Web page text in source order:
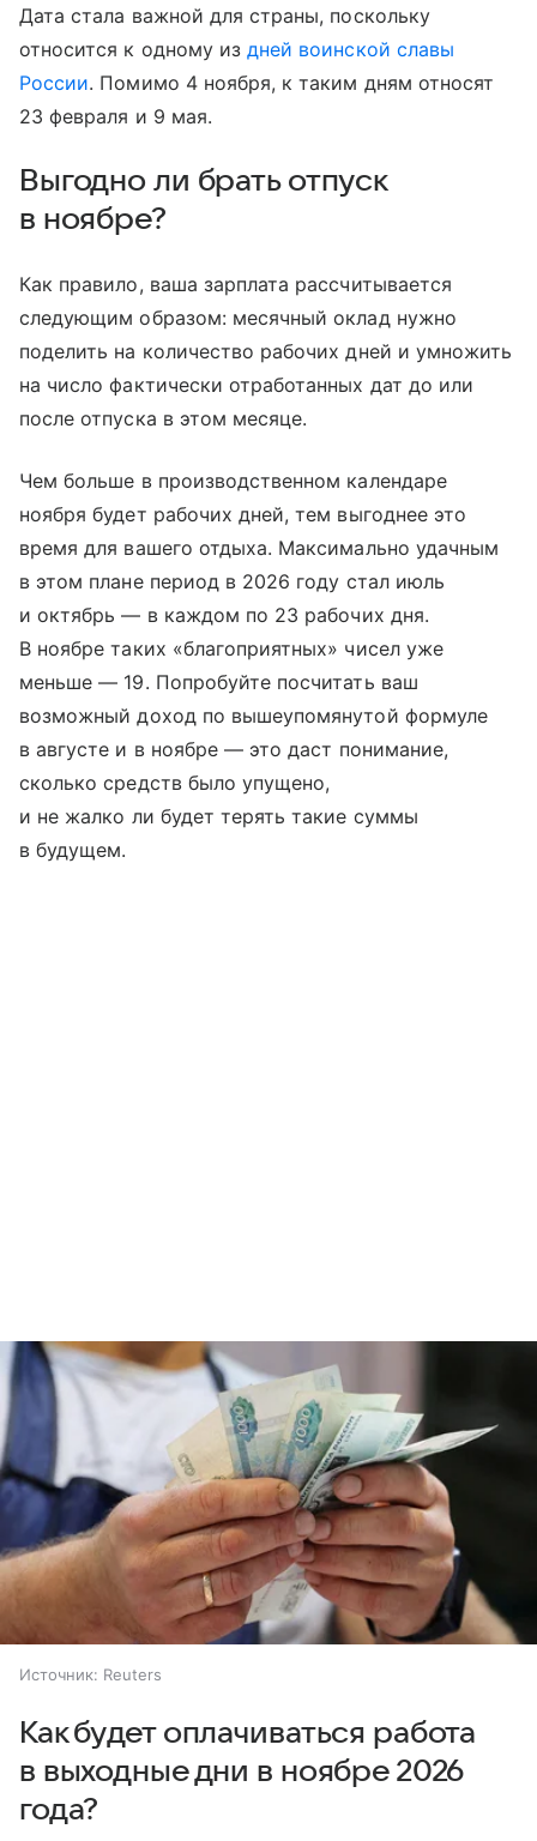
Дата стала важной для страны, поскольку
относится к одному издней воинской славы
России. Помимо 4 ноября, к таким дням относят
23 февраля и 9 мая.
Выгодно ли брать отпуск
в ноябре?
Как правило, ваша зарплата рассчитывается
следующим образом: месячный оклад нужно
поделить на количество рабочих дней и умножить
на число фактически отработанных дат до или
после отпуска в этом месяце.
Чем больше в производственном календаре
ноября будет рабочих дней, тем выгоднее это
время для вашего отдыха. Максимально удачным
в этом плане период в 2026 году стал июль
и октябрь — в каждом по 23 рабочих дня.
В ноябре таких «благоприятных» чисел уже
меньше — 19. Попробуйте посчитать ваш
возможный доход по вышеупомянутой формуле
в августе и в ноябре — это даст понимание,
сколько средств было упущено,
и не жалко ли будет терять такие суммы
в будущем.
Источник: Reuters
Как будет оплачиваться работа
в выходные дни в ноябре 2026
года?